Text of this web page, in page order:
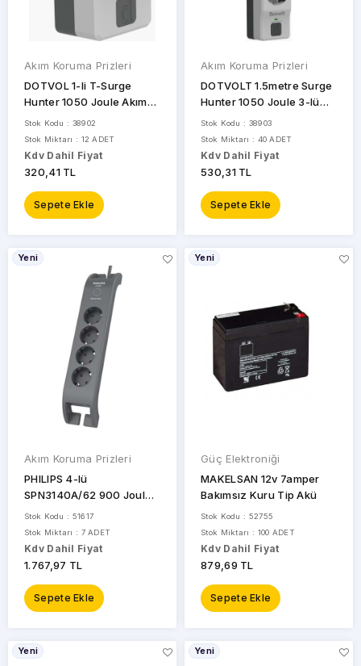
Akım Koruma Prizleri
DOTVOL 1-li T-Surge
Hunter 1050 Joule Akım
Koruma Prizi
Stok Kodu : 38902
Stok Miktarı : 12 ADET
Kdv Dahil Fiyat
320,41 TL
Sepete Ekle
Akım Koruma Prizleri
DOTVOLT 1.5metre Surge
Hunter 1050 Joule 3-lü
Akım Koruma Prizi
Stok Kodu : 38903
Stok Miktarı : 40 ADET
Kdv Dahil Fiyat
530,31 TL
Sepete Ekle
Yeni
Akım Koruma Prizleri
PHILIPS 4-lü
SPN3140A/62 900 Joules
Akım Koruma Prizi Gri
Stok Kodu : 51617
Stok Miktarı : 7 ADET
Kdv Dahil Fiyat
1.767,97 TL
Sepete Ekle
Yeni
Güç Elektroniği
MAKELSAN 12v 7amper
Bakımsız Kuru Tip Akü
Stok Kodu : 52755
Stok Miktarı : 100 ADET
Kdv Dahil Fiyat
879,69 TL
Sepete Ekle
Yeni Yeni